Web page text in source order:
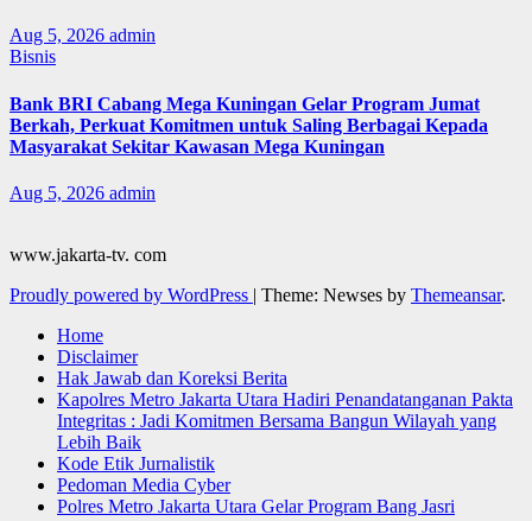
Aug 5, 2026 admin
Bisnis
Bank BRI Cabang Mega Kuningan Gelar Program Jumat
Berkah, Perkuat Komitmen untuk Saling Berbagai Kepada
Masyarakat Sekitar Kawasan Mega Kuningan
Aug 5, 2026 admin
www.jakarta-tv. com
Proudly powered by WordPress | Theme: Newses by Themeansar.
Home
Disclaimer
Hak Jawab dan Koreksi Berita
Kapolres Metro Jakarta Utara Hadiri Penandatanganan Pakta
Integritas : Jadi Komitmen Bersama Bangun Wilayah yang
Lebih Baik
Kode Etik Jurnalistik
Pedoman Media Cyber
Polres Metro Jakarta Utara Gelar Program Bang Jasri